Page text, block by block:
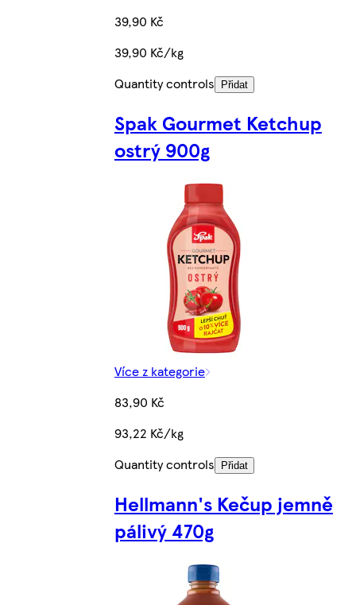
39,90 Kč
39,90 Kč/kg
Quantity controls
Přidat
Spak Gourmet Ketchup
ostrý 900g
Více z kategorie
83,90 Kč
93,22 Kč/kg
Quantity controls
Přidat
Hellmann's Kečup jemně
pálivý 470g